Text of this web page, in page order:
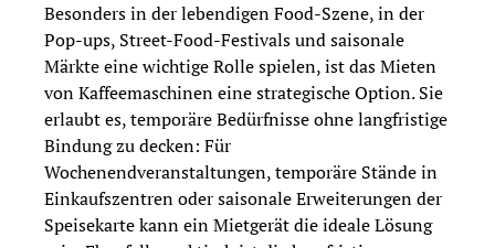
Besonders in der lebendigen Food-Szene, in der
Pop-ups, Street-Food-Festivals und saisonale
Märkte eine wichtige Rolle spielen, ist das Mieten
von Kaffeemaschinen eine strategische Option. Sie
erlaubt es, temporäre Bedürfnisse ohne langfristige
Bindung zu decken: Für
Wochenendveranstaltungen, temporäre Stände in
Einkaufszentren oder saisonale Erweiterungen der
Speisekarte kann ein Mietgerät die ideale Lösung